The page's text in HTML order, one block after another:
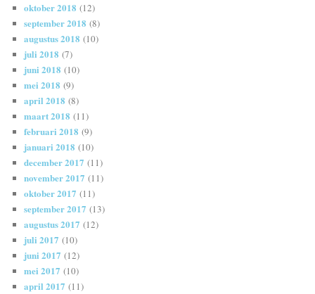
oktober 2018 (12)
september 2018 (8)
augustus 2018 (10)
juli 2018 (7)
juni 2018 (10)
mei 2018 (9)
april 2018 (8)
maart 2018 (11)
februari 2018 (9)
januari 2018 (10)
december 2017 (11)
november 2017 (11)
oktober 2017 (11)
september 2017 (13)
augustus 2017 (12)
juli 2017 (10)
juni 2017 (12)
mei 2017 (10)
april 2017 (11)